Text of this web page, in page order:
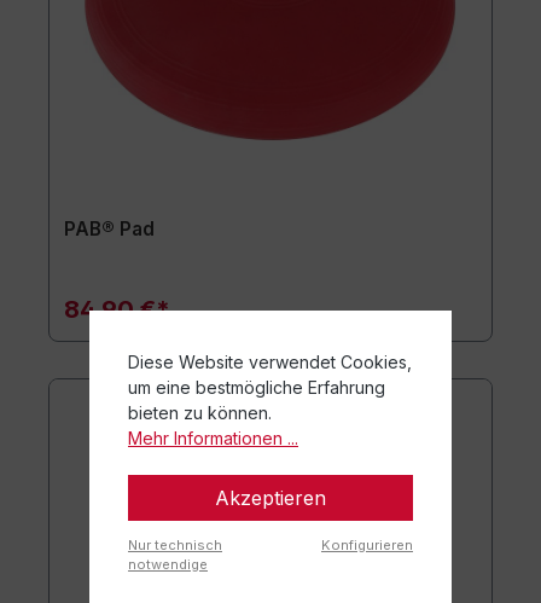
PAB® Pad
84,90 €*
Diese Website verwendet Cookies,
um eine bestmögliche Erfahrung
bieten zu können.
Mehr Informationen ...
Akzeptieren
Nur technisch
notwendige
Konfigurieren